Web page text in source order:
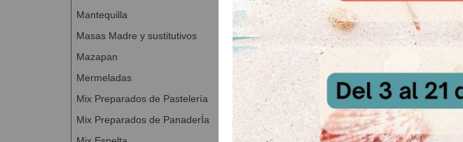
Mantequilla
Masas Madre y sustitutivos
Mazapan
Mermeladas
Mix Preparados de Pastelería
Mix Preparados de PanaderÍa
disco de hojaldre.
Para obtener la franchipan de frambuesa,
Para la crema pastelera, infusionar la leche y la
Mezclar con la crema pastelera Gold Cup,
MONTAJE:
Colocar en el centro del disco una cantidad